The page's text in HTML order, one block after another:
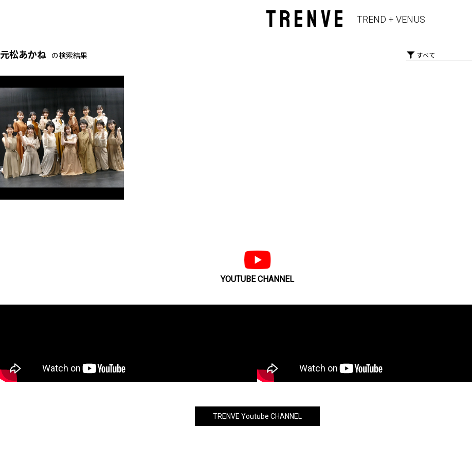
TRENVE TREND + VENUS
元松あかね の検索結果
YOUTUBE CHANNEL
TRENVE Youtube CHANNEL